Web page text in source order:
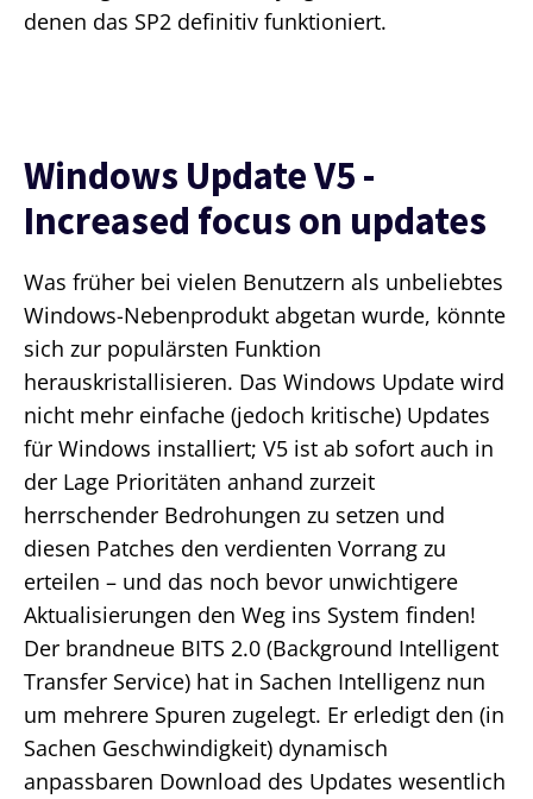
denen das SP2 definitiv funktioniert.
Windows Update V5 -
Increased focus on updates
Was früher bei vielen Benutzern als unbeliebtes
Windows-Nebenprodukt abgetan wurde, könnte
sich zur populärsten Funktion
herauskristallisieren. Das Windows Update wird
nicht mehr einfache (jedoch kritische) Updates
für Windows installiert; V5 ist ab sofort auch in
der Lage Prioritäten anhand zurzeit
herrschender Bedrohungen zu setzen und
diesen Patches den verdienten Vorrang zu
erteilen – und das noch bevor unwichtigere
Aktualisierungen den Weg ins System finden!
Der brandneue BITS 2.0 (Background Intelligent
Transfer Service) hat in Sachen Intelligenz nun
um mehrere Spuren zugelegt. Er erledigt den (in
Sachen Geschwindigkeit) dynamisch
anpassbaren Download des Updates wesentlich